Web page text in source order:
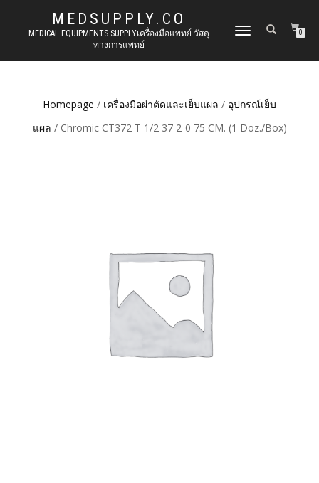
MEDSUPPLY.CO
MEDICAL EQUIPMENTS SUPPLYเครื่องมือแพทย์ วัสดุ
ทางการแพทย์
TOGGLE
0
Homepage / เครื่องมือผ่าตัดและเย็บแผล / อุปกรณ์เย็บ
แผล / Chromic CT372 T 1/2 37 2-0 75 CM. (1 Doz./Box)